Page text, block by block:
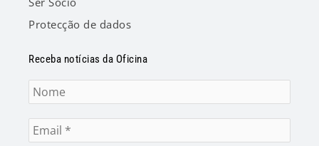
Protecção de dados
Receba notícias da Oficina